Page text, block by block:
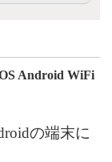
Android WiFi
の端末に